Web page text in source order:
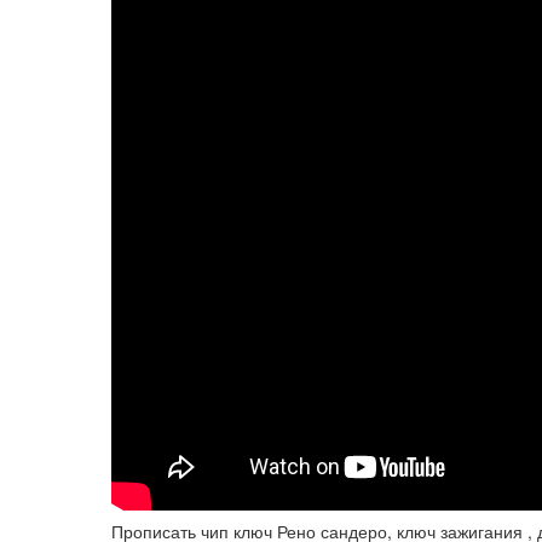
Прописать чип ключ Рено сандеро, ключ зажигания ,